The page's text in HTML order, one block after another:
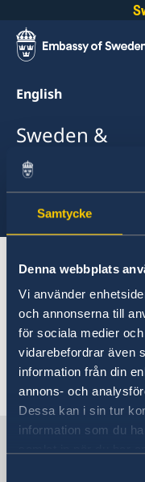
Samtycke
Denna webbplats
Vi använder
och annonserna till
för sociala medier
vidarebefordrar även
information från din
annons- och
Dessa kan i sin tur
information som du
English
Sweden &
Curaçao
Select
About Sweden
Curaçao
Going to Sweden?
Studying in Sweden
Visiting Sweden
Anti Fraud
Sweden in